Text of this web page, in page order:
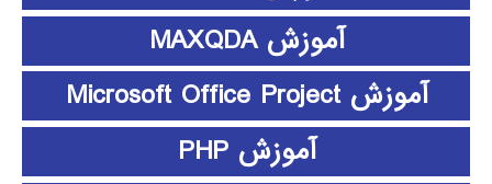
آموزش MAXQDA
آموزش Microsoft Office Project
آموزش PHP